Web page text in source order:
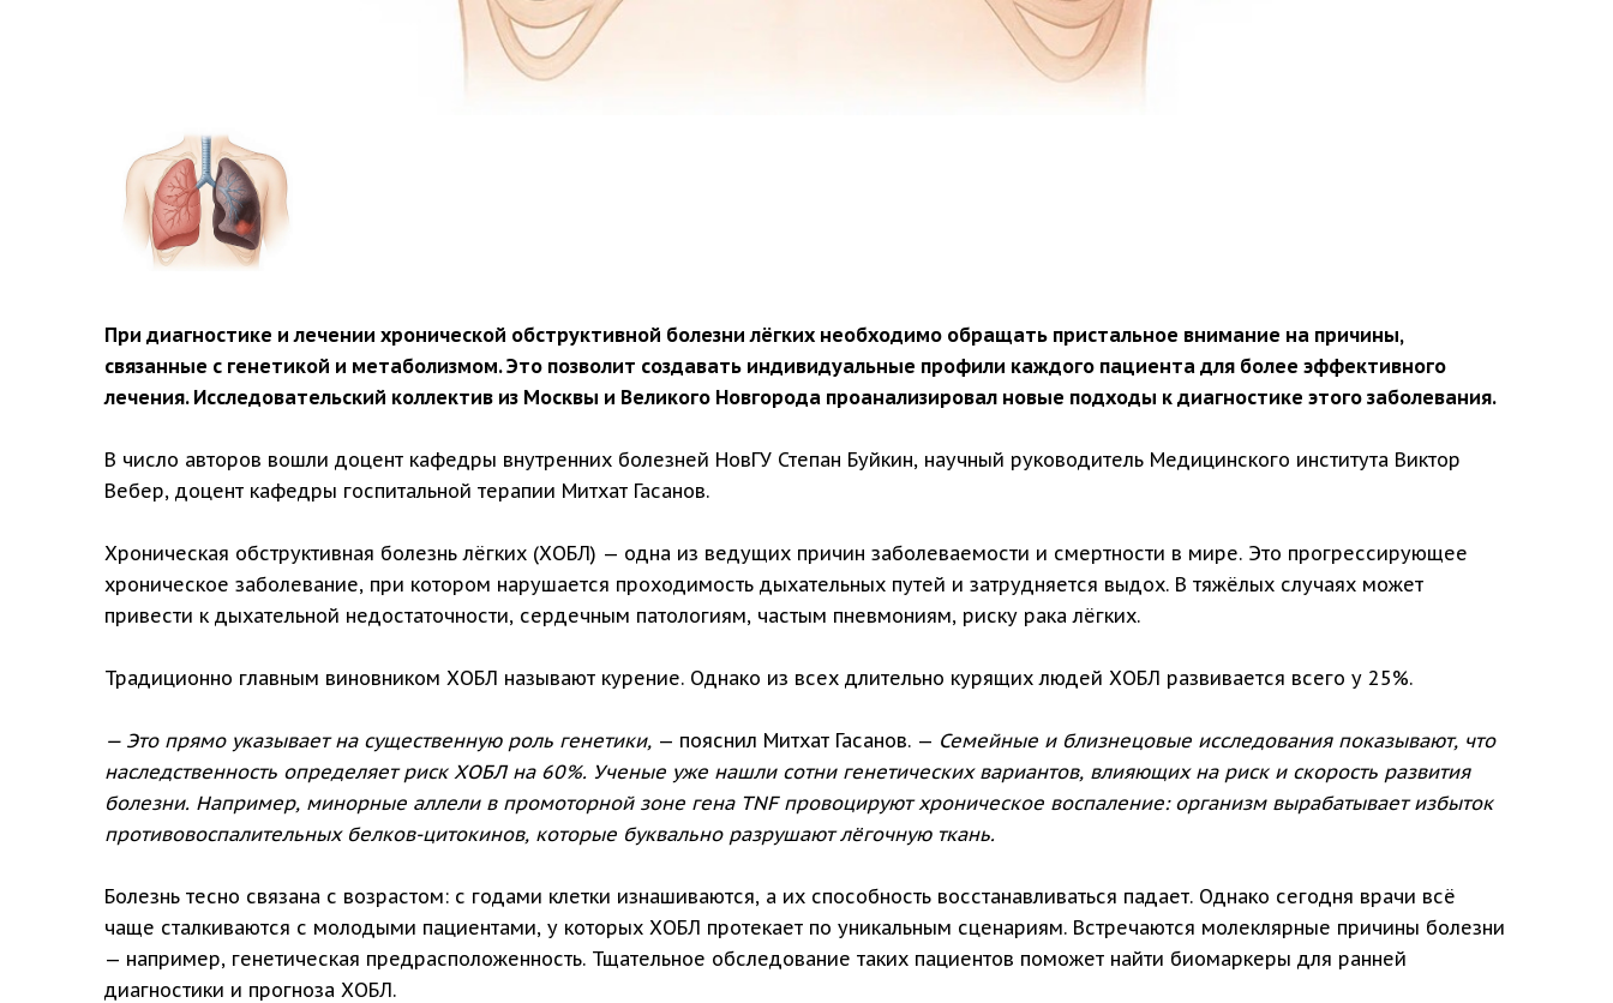
При диагностике и лечении хронической обструктивной болезни лёгких необходимо обращать пристальное внимание на причины,
связанные с генетикой и метаболизмом. Это позволит создавать индивидуальные профили каждого пациента для более эффективного
лечения. Исследовательский коллектив из Москвы и Великого Новгорода проанализировал новые подходы к диагностике этого заболевания.
В число авторов вошли доцент кафедры внутренних болезней НовГУ Степан Буйкин, научный руководитель Медицинского института Виктор
Вебер, доцент кафедры госпитальной терапии Митхат Гасанов.
Хроническая обструктивная болезнь лёгких (ХОБЛ) — одна из ведущих причин заболеваемости и смертности в мире. Это прогрессирующее
хроническое заболевание, при котором нарушается проходимость дыхательных путей и затрудняется выдох. В тяжёлых случаях может
привести к дыхательной недостаточности, сердечным патологиям, частым пневмониям, риску рака лёгких.
Традиционно главным виновником ХОБЛ называют курение. Однако из всех длительно курящих людей ХОБЛ развивается всего у 25%.
— Это прямо указывает на существенную роль генетики, — пояснил Митхат Гасанов. — Семейные и близнецовые исследования показывают, что
наследственность определяет риск ХОБЛ на 60%. Ученые уже нашли сотни генетических вариантов, влияющих на риск и скорость развития
болезни. Например, минорные аллели в промоторной зоне гена TNF провоцируют хроническое воспаление: организм вырабатывает избыток
противовоспалительных белков-цитокинов, которые буквально разрушают лёгочную ткань.
Болезнь тесно связана с возрастом: с годами клетки изнашиваются, а их способность восстанавливаться падает. Однако сегодня врачи всё
чаще сталкиваются с молодыми пациентами, у которых ХОБЛ протекает по уникальным сценариям. Встречаются молеклярные причины болезни
— например, генетическая предрасположенность. Тщательное обследование таких пациентов поможет найти биомаркеры для ранней
диагностики и прогноза ХОБЛ.